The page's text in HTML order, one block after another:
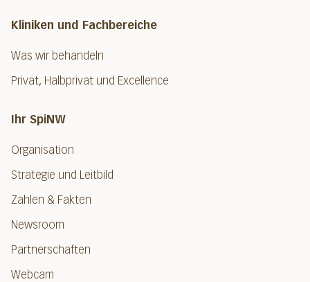
Kliniken und Fachbereiche
Was wir behandeln
Privat, Halbprivat und Excellence
Ihr SpiNW
Organisation
Strategie und Leitbild
Zahlen & Fakten
Newsroom
Partnerschaften
Webcam